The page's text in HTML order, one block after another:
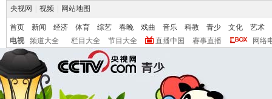
央视网 视频 网站地图
首页 新闻 经济 体育 综艺 春晚 戏曲 音乐 科教 青少 文化
艺术
电视
频道大全 栏目大全 节目大全 直播中国 赛事直播 网络